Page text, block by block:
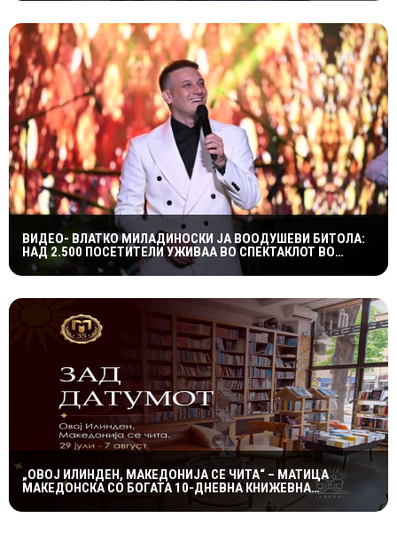
ВИДЕО- ВЛАТКО МИЛАДИНОСКИ ЈА ВООДУШЕВИ БИТОЛА:
НАД 2.500 ПОСЕТИТЕЛИ УЖИВАА ВО СПЕКТАКЛОТ ВО
ХЕРАКЛЕЈА
„ОВОЈ ИЛИНДЕН, МАКЕДОНИЈА СЕ ЧИТА“ – МАТИЦА
МАКЕДОНСКА СО БОГАТА 10-ДНЕВНА КНИЖЕВНА